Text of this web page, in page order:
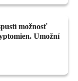
možnosť
Umožní